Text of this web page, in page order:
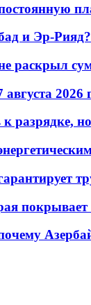
и Эр-Рияд?
раскрыл
2026